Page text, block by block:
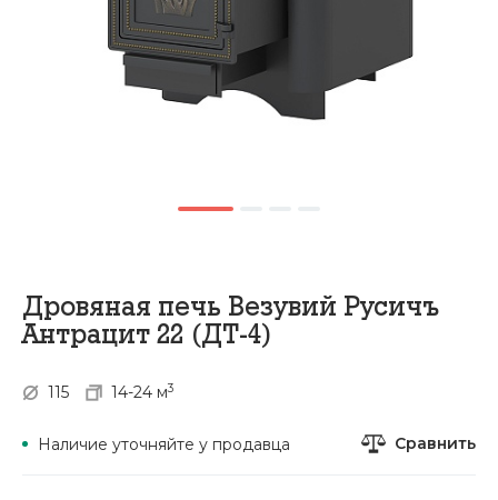
Дровяная печь Везувий Русичъ
Антрацит 22 (ДТ-4)
115 14-24 м3
Наличие уточняйте у продавца Сравнить